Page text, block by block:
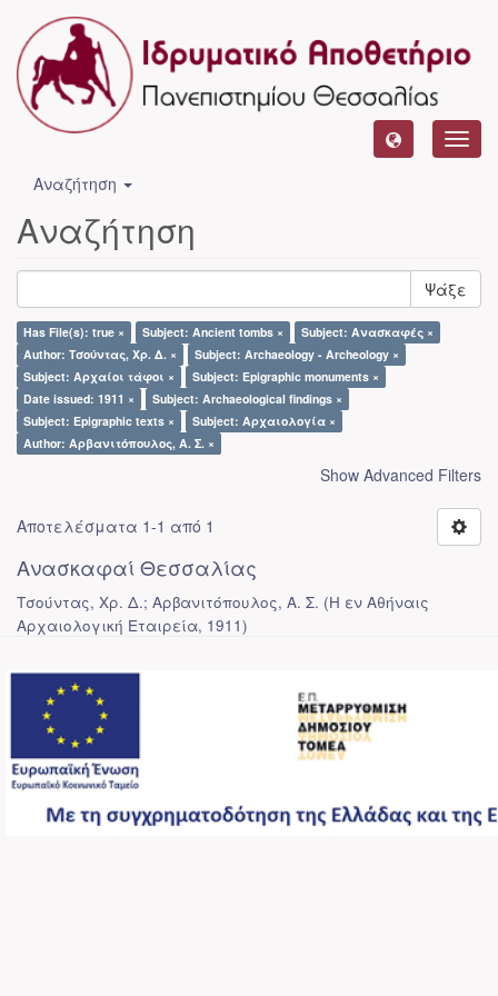
Αναζήτηση
Αναζήτηση
Ψάξε
Has File(s): true × Subject: Ancient tombs ×
Subject: Ανασκαφές ×
Author: Τσούντας, Χρ. Δ. ×
Subject: Archaeology - Archeology ×
Subject: Αρχαίοι τάφοι ×
Subject: Epigraphic monuments ×
Date issued: 1911 ×
Subject: Archaeological findings ×
Subject: Epigraphic texts ×
Subject: Αρχαιολογία ×
Author: Αρβανιτόπουλος, Α. Σ. ×
Show Advanced Filters
Αποτελέσματα 1-1 από 1
Ανασκαφαί Θεσσαλίας
Τσούντας, Χρ. Δ.; Αρβανιτόπουλος, Α. Σ. (Η εν Αθήναις
Αρχαιολογική Εταιρεία, 1911)